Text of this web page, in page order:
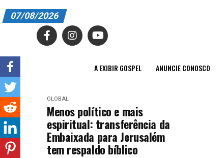
A EXIBIR GOSPEL
EDITORIAL
ENTREVISTAS
07/08/2026
A EXIBIR GOSPEL ANUNCIE CONOSCO
GLOBAL
Menos político e mais
espiritual: transferência da
Embaixada para Jerusalém
tem respaldo bíblico